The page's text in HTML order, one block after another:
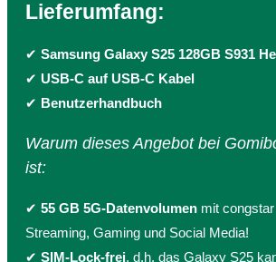
Lieferumfang:
✔ Samsung Galaxy S25 128GB S931
✔ USB-C auf USB-C Kabel
✔ Benutzerhandbuch
Warum dieses Angebot bei
ist:
✔ 55 GB 5G-Datenvolumen mit
Streaming, Gaming und Social Media!
✔ SIM-Lock-frei, d.h. das Galaxy S25